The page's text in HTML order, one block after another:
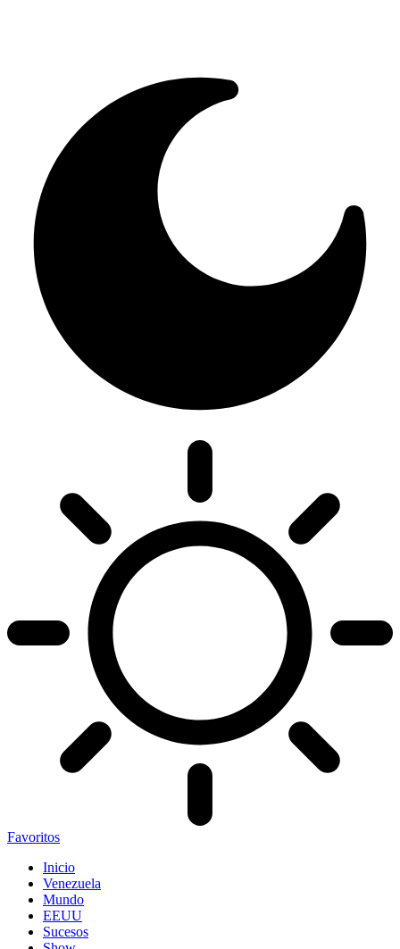
Favoritos
Inicio
Venezuela
Mundo
EEUU
Sucesos